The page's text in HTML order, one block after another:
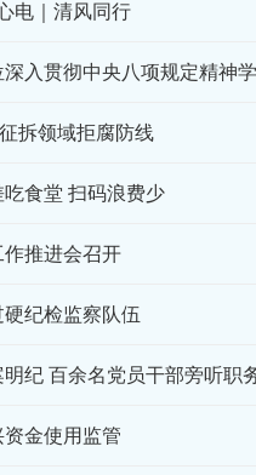
电｜清风同行
入贯彻中央八项规定精神
拆领域拒腐防线
食堂 扫码浪费少
推进会召开
纪检监察队伍
纪 百余名党员干部旁听职
金使用监管